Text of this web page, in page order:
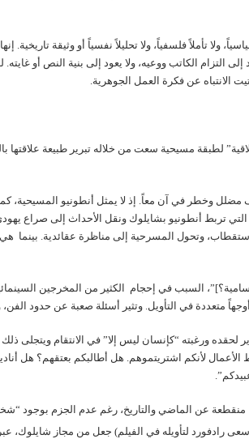
ولا تأملاً فلسفياً، ولا تحليلاً نفسياً أو وثيقة تاريخية.
الكاتب ووعيه، ولا يعود إلى بنية النص أو
الانتباه عن فكرة العمل الجوهرية.
لطبقة مسيحية سعت من خلاله تبرير طبيعة علاقتها
وخطر في آن معاً. إذ لا يمثل أنطونيو المسيحية،
التي تربط أنطونيو بشايلوك ونقل الأحداث إلى صراع
وتحول المسرحية إلى مناظرة عقائدية. بينما
السبب في إحجام الكثير من المخرجين
متعددة في التأويل. وتثير أسئلة صعبة عن حدود الفن،
لحقده ورغبته “كإنسان ليس إلا” في الانتقام ويتجلى
لأنكم اشتريتموهم. هل أطالبكم بعتقهم؟ هل
عن الماضي والتاريخ، رغم عدم الجزم بوجود
رادفورد لتأويله في الفيلم) جعل من مجاز شايلوك،